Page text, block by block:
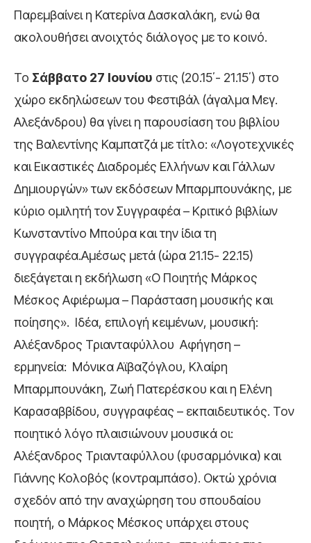
Παρεμβαίνει η Κατερίνα Δασκαλάκη, ενώ θα
ακολουθήσει ανοιχτός διάλογος με το κοινό.
Το Σάββατο 27 Ιουνίου στις (20.15΄- 21.15΄) στο
χώρο εκδηλώσεων του Φεστιβάλ (άγαλμα Μεγ.
Αλεξάνδρου) θα γίνει η παρουσίαση του βιβλίου
της Βαλεντίνης Καμπατζά με τίτλο: «Λογοτεχνικές
και Εικαστικές Διαδρομές Ελλήνων και Γάλλων
Δημιουργών» των εκδόσεων Μπαρμπουνάκης, με
κύριο ομιλητή τον Συγγραφέα – Κριτικό βιβλίων
Κωνσταντίνο Μπούρα και την ίδια τη
συγγραφέα.Αμέσως μετά (ώρα 21.15- 22.15)
διεξάγεται η εκδήλωση «Ο Ποιητής Μάρκος
Μέσκος Αφιέρωμα – Παράσταση μουσικής και
ποίησης». Ιδέα, επιλογή κειμένων, μουσική:
Αλέξανδρος Τριανταφύλλου Αφήγηση –
ερμηνεία: Μόνικα Αϊβαζόγλου, Κλαίρη
Μπαρμπουνάκη, Ζωή Πατερέσκου και η Ελένη
Καρασαββίδου, συγγραφέας – εκπαιδευτικός. Τον
ποιητικό λόγο πλαισιώνουν μουσικά οι:
Αλέξανδρος Τριανταφύλλου (φυσαρμόνικα) και
Γιάννης Κολοβός (κοντραμπάσο). Οκτώ χρόνια
σχεδόν από την αναχώρηση του σπουδαίου
ποιητή, ο Μάρκος Μέσκος υπάρχει στους